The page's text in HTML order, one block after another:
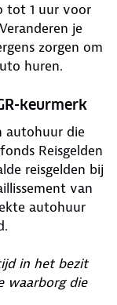
tot 1 uur voor
je
zorgen om
huren.
keurmerk
autohuur die
Reisgelden
reisgelden bij
van
autohuur
in het bezit
waarborg die